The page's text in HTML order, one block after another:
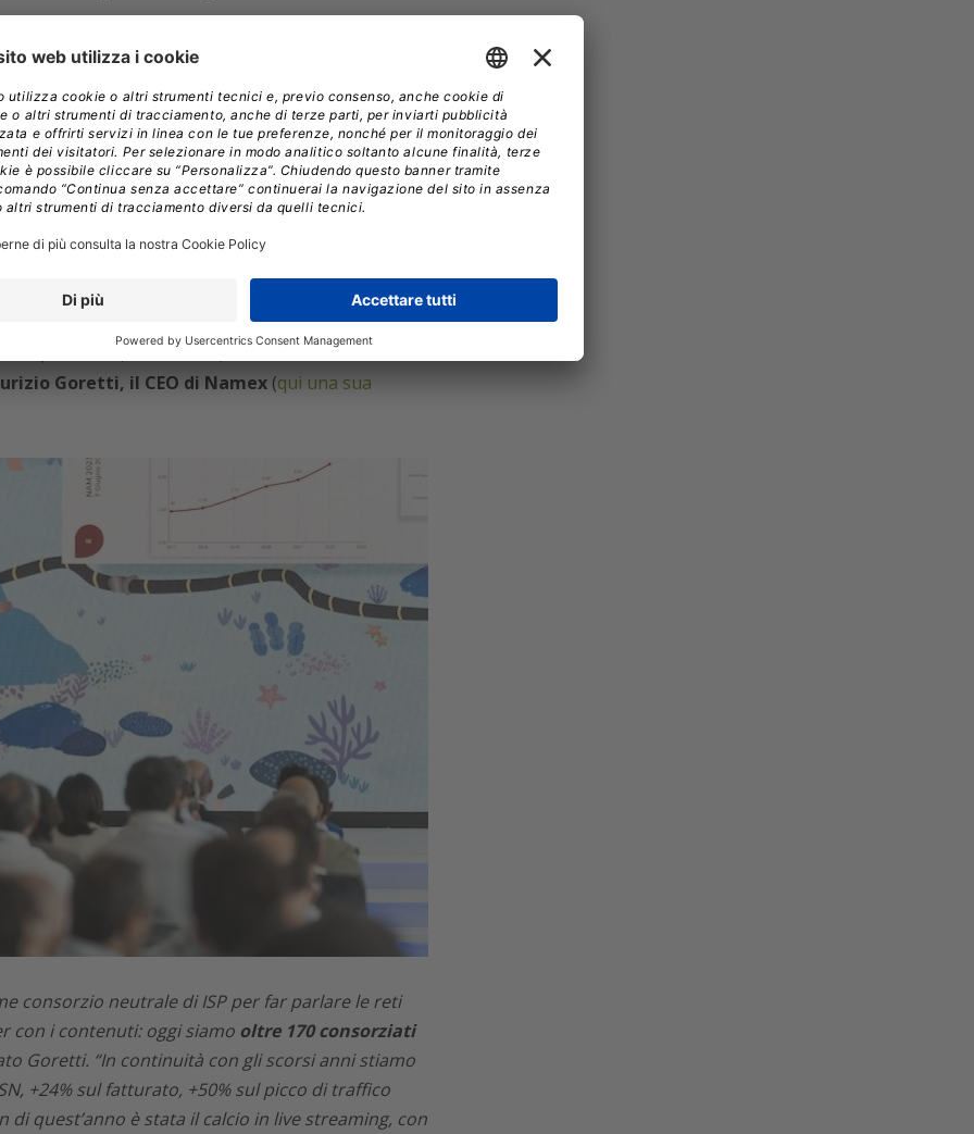
dal punto di vista delle infrastrutture
mentre procede in modo abbastanza spedito la
progetti di data center “neutrali”, che Roma non
di milioni, e due progetti di cavi
alle dorsaliBlue(di Google, Omantel e Telecom
e arriva a Genova e Marsiglia – e
del Vallo e arriva a Genova.
Generale del Comune di Roma
, che ha
abilitante per Roma, stavolta pubblica, e
(sicurezza, telecamere, sensori ambientali e di
Goretti, il CEO di Namex (qui una sua
consorzio neutrale di ISP per far parlare le reti
con i contenuti: oggi siamo oltre 170 consorziati
Goretti. “In continuità con gli scorsi anni stiamo
+24% sul fatturato, +50% sul picco di traffico
quest’anno è stata il calcio in live streaming, con